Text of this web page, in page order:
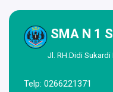
SMA N 1
Jl. RH.Didi
Telp: 0266221371